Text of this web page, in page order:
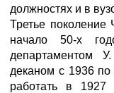
должностях и в
Третье
начало 50-х
департаментом
деканом с 1936 по
работать в 1927